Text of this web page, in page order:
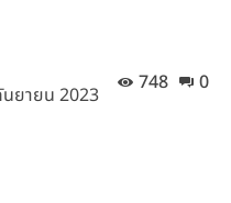
0
748
ยายน 2023